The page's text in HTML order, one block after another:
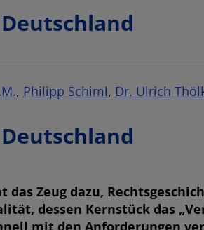
, Philipp Schiml, Dr. Ulrich
Zeug dazu,
dessen Kernstück das
mit den Anforderungen